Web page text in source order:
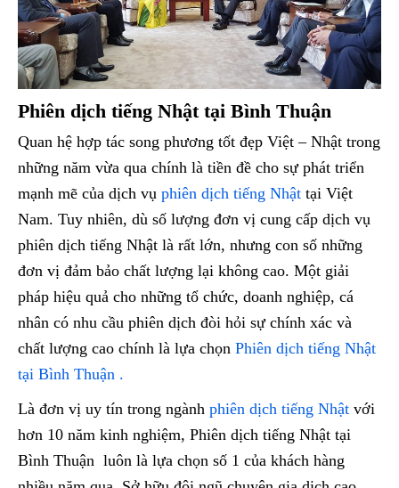
Phiên dịch tiếng Nhật tại Bình Thuận
Quan hệ hợp tác song phương tốt đẹp Việt – Nhật trong
những năm vừa qua chính là tiền đề cho sự phát triển
mạnh mẽ của dịch vụ phiên dịch tiếng Nhật tại Việt
Nam. Tuy nhiên, dù số lượng đơn vị cung cấp dịch vụ
phiên dịch tiếng Nhật là rất lớn, nhưng con số những
đơn vị đảm bảo chất lượng lại không cao. Một giải
pháp hiệu quả cho những tổ chức, doanh nghiệp, cá
nhân có nhu cầu phiên dịch đòi hỏi sự chính xác và
chất lượng cao chính là lựa chọn Phiên dịch tiếng Nhật
tại Bình Thuận .
Là đơn vị uy tín trong ngành phiên dịch tiếng Nhật với
hơn 10 năm kinh nghiệm, Phiên dịch tiếng Nhật tại
Bình Thuận luôn là lựa chọn số 1 của khách hàng